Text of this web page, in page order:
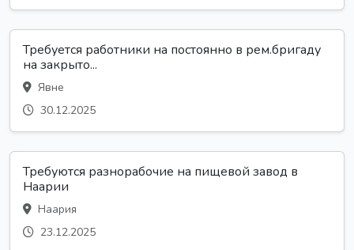
Требуется работники на постоянно в рем.бригаду
на закрыто...
Явне
30.12.2025
Требуются разнорабочие на пищевой завод в
Наарии
Наария
23.12.2025